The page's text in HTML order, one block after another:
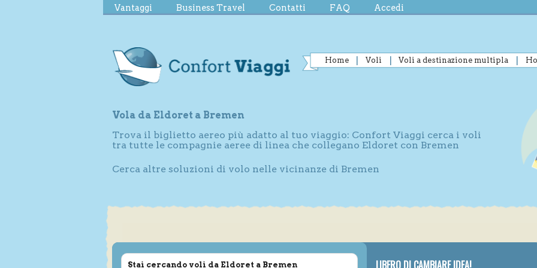
Vantaggi Business Travel Contatti FAQ Accedi
Home Voli Voli a destinazione multipla
Vola da Eldoret a Bremen
Trova il biglietto aereo più adatto al tuo viaggio: Confort Viaggi cerca i voli
tra tutte le compagnie aeree di linea che collegano Eldoret con Bremen
Cerca altre soluzioni di volo nelle vicinanze di Bremen
Stai cercando voli da Eldoret a Bremen LIBERO DI CAMBIARE IDEA!